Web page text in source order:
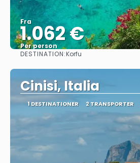
Fra
1.062 €
Per person
DESTINATION:Korfu
Cinisi, Italia
1 DESTINATIONER 2 TRANSPORTER